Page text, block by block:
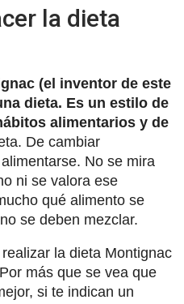
la dieta
(el inventor de este
dieta. Es un estilo de
alimentarios y de
De cambiar
No se mira
ni se valora ese
qué alimento se
se deben mezclar.
la dieta Montignac
más que se vea que
si te indican un